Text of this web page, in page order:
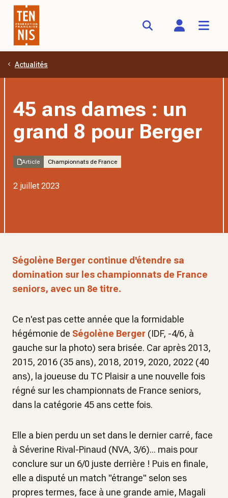
Aller au contenu principal
Actualités
45 ans dames : un
grand 8 pour Berger
Article Championnats de France
2 juillet 2023
Ségolène Berger continue d'étendre sa
domination sur les championnats de France
seniors, avec un 8e titre.
Ce n'est pas cette année que la formidable
hégémonie de Ségolène Berger (IDF, -4/6, à
gauche sur la photo) sera brisée. Car après 2013,
2015, 2016 (35 ans), 2018, 2019, 2020, 2022 (40
ans), la joueuse du TC Plaisir a une nouvelle fois
régné sur les championnats de France seniors,
dans la catégorie 45 ans cette fois.
Elle a bien perdu un set dans le dernier carré, face
à Séverine Rival-Pinaud (NVA, 3/6)... mais pour
conclure sur un 6/0 juste derrière ! Puis en finale,
elle a disputé un match "étrange" selon ses
propres termes, face à une grande amie, Magali